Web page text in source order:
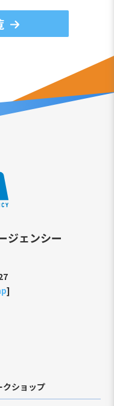
ジェンシー
]
クショップ